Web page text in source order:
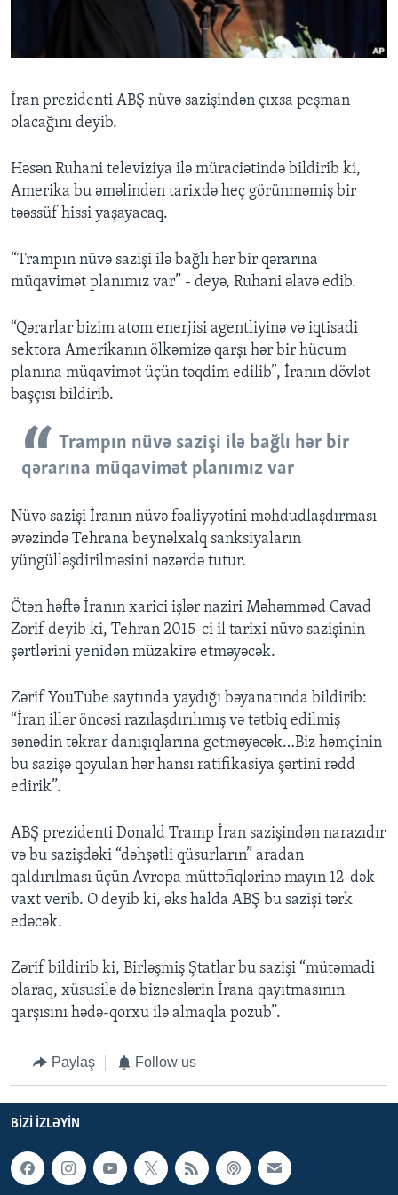
Dillər
İran prezidenti ABŞ nüvə sazişindən çıxsa peşman
olacağını deyib.
Həsən Ruhani televiziya ilə müraciətində bildirib ki,
Amerika bu əməlindən tarixdə heç görünməmiş bir
təəssüf hissi yaşayacaq.
“Trampın nüvə sazişi ilə bağlı hər bir qərarına
müqavimət planımız var” - deyə, Ruhani əlavə edib.
“Qərarlar bizim atom enerjisi agentliyinə və iqtisadi
sektora Amerikanın ölkəmizə qarşı hər bir hücum
planına müqavimət üçün təqdim edilib”, İranın dövlət
başçısı bildirib.
Trampın nüvə sazişi ilə bağlı hər bir
qərarına müqavimət planımız var
Nüvə sazişi İranın nüvə fəaliyyətini məhdudlaşdırması
əvəzində Tehrana beynəlxalq sanksiyaların
yüngülləşdirilməsini nəzərdə tutur.
Ötən həftə İranın xarici işlər naziri Məhəmməd Cavad
Zərif deyib ki, Tehran 2015-ci il tarixi nüvə sazişinin
şərtlərini yenidən müzakirə etməyəcək.
Zərif YouTube saytında yaydığı bəyanatında bildirib:
“İran illər öncəsi razılaşdırılımış və tətbiq edilmiş
sənədin təkrar danışıqlarına getməyəcək…Biz həmçinin
bu sazişə qoyulan hər hansı ratifikasiya şərtini rədd
edirik”.
ABŞ prezidenti Donald Tramp İran sazişindən narazıdır
və bu sazişdəki “dəhşətli qüsurların” aradan
qaldırılması üçün Avropa müttəfiqlərinə mayın 12-dək
vaxt verib. O deyib ki, əks halda ABŞ bu sazişi tərk
edəcək.
Zərif bildirib ki, Birləşmiş Ştatlar bu sazişi “mütəmadi
olaraq, xüsusilə də bizneslərin İrana qayıtmasının
qarşısını hədə-qorxu ilə almaqla pozub”.
Paylaş Follow us
BIZI IZLƏYIN